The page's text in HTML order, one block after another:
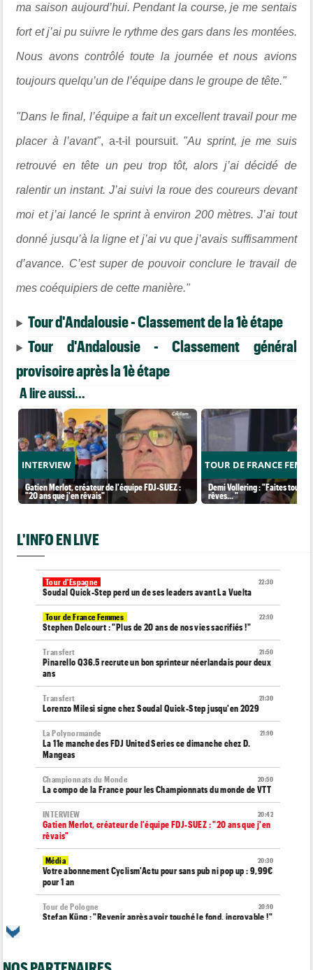
ma saison aujourd’hui. Pendant la course, je me sentais
fort et j’ai pu suivre le rythme des gars dans les montées.
Nous avons contrôlé toute la journée et nous avions
toujours quelqu’un de l’équipe dans le groupe de tête."
"Dans le final, l’équipe a fait un excellent travail pour me
placer à l’avant", a-t-il poursuit. "Au sprint, je me suis
retrouvé en tête un peu trop tôt, alors j’ai décidé de
ralentir un instant. J’ai suivi la roue des coureurs devant
moi et j’ai lancé le sprint à environ 200 mètres. J’ai tout
donné jusqu’à la ligne et j’ai vu que j’avais suffisamment
d’avance. C’est super de pouvoir conclure le travail de
mes coéquipiers de cette manière."
Tour d'Andalousie - Classement de la 1è étape
Tour d'Andalousie - Classement général
provisoire après la 1è étape
A lire aussi...
INTERVIEW
Gatien Merlot, créateur de l'équipe FDJ-SUEZ :
"20 ans que j'en rêvais"
TOUR DE FRANCE
Demi Vollering : "Faites tout
rêves... "
L'INFO EN LIVE
22:30
Tour d'Espagne
Soudal Quick-Step perd un de ses leaders avant La Vuelta
22:10
Tour de France Femmes
Stephen Delcourt : "Plus de 20 ans de nos vies sacrifiés !"
21:50
Transfert
Pinarello Q36.5 recrute un bon sprinteur néerlandais pour deux
ans
21:30
Transfert
Lorenzo Milesi signe chez Soudal Quick-Step jusqu'en 2029
21:10
La Polynormande
La 11e manche des FDJ United Series ce dimanche chez D.
Mangeas
20:50
Championnats du Monde
La compo de la France pour les Championnats du monde de VTT
20:42
INTERVIEW
Gatien Merlot, créateur de l'équipe FDJ-SUEZ : "20 ans que j'en
rêvais"
20:30
Média
Votre abonnement Cyclism'Actu pour sans pub ni pop up : 9,99€
pour 1 an
20:10
Tour de Pologne
Stefan Küng : "Revenir après avoir touché le fond, incroyable !"